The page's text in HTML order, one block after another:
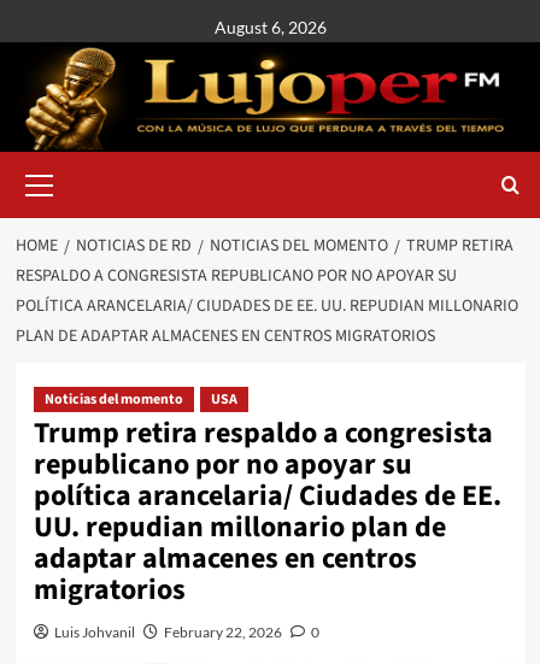
August 6, 2026
HOME NOTICIAS DE RD NOTICIAS DEL MOMENTO
TRUMP RETIRA
RESPALDO A CONGRESISTA REPUBLICANO POR NO APOYAR SU
POLÍTICA ARANCELARIA/ CIUDADES DE EE. UU. REPUDIAN MILLONARIO
PLAN DE ADAPTAR ALMACENES EN CENTROS MIGRATORIOS
Noticias del momento USA
Trump retira respaldo a congresista
republicano por no apoyar su
política arancelaria/ Ciudades de EE.
UU. repudian millonario plan de
adaptar almacenes en centros
migratorios
Luis Johvanil February 22, 2026 0